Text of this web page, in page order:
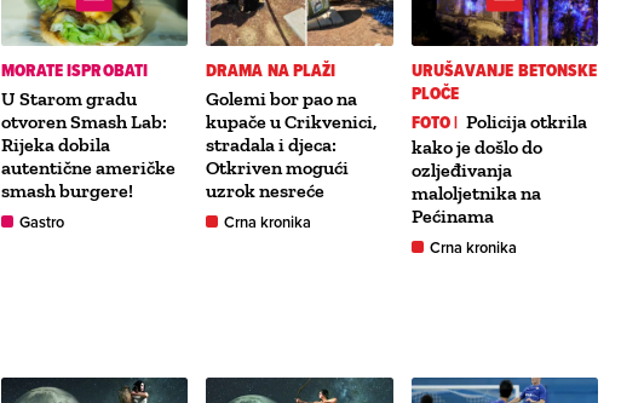
MORATE ISPROBATI
U Starom gradu
otvoren Smash Lab:
Rijeka dobila
autentične američke
smash burgere!
Gastro
DRAMA NA PLAŽI
Golemi bor pao na
kupače u Crikvenici,
stradala i djeca:
Otkriven mogući
uzrok nesreće
Crna kronika
URUŠAVANJE BETONSKE
PLOČE
FOTO | Policija otkrila
kako je došlo do
ozljeđivanja
maloljetnika na
Pećinama
Crna kronika